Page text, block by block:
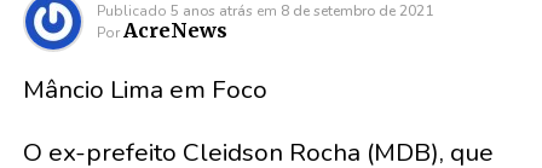
Publicado 5 anos atrás em 8 de setembro de 2021
Por AcreNews
Mâncio Lima em Foco
O ex-prefeito Cleidson Rocha (MDB), que